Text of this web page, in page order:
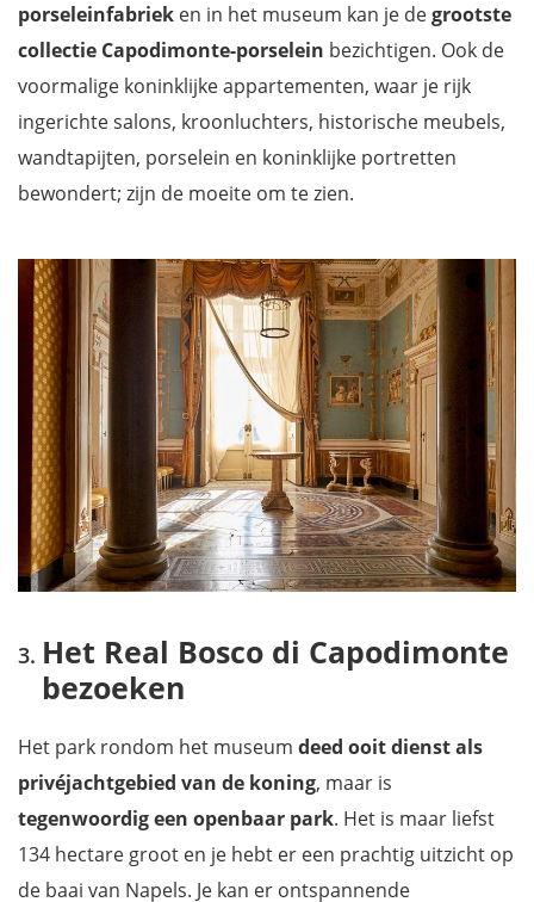
porseleinfabriek en in het museum kan je degrootste
collectie Capodimonte-porselein bezichtigen. Ook de
voormalige koninklijke appartementen, waar je rijk
ingerichte salons, kroonluchters, historische meubels,
wandtapijten, porselein en koninklijke portretten
bewondert; zijn de moeite om te zien.
Het Real Bosco di Capodimonte
bezoeken
Het park rondom het museum deed ooit dienst als
privéjachtgebied van de koning, maar is
tegenwoordig een openbaar park. Het is maar liefst
134 hectare groot en je hebt er een prachtig uitzicht op
de baai van Napels. Je kan er ontspannende